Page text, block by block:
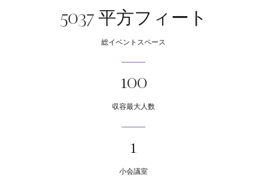
5037 平方フィート
総イベントスペース
100
収容最大人数
1
小会議室